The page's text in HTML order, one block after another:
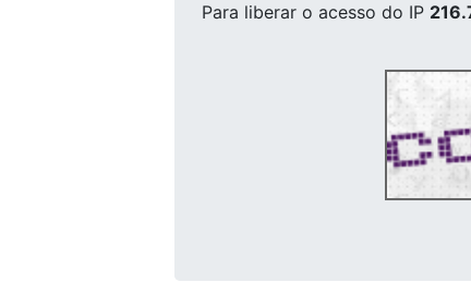
Para liberar o acesso do IP